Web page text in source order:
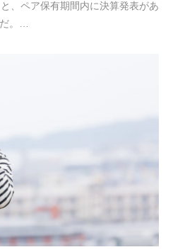
、ペア保有期間内に決算発表があ
。…